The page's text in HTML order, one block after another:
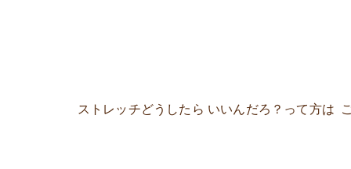
ストレッチどうしたら いいんだろ？って方は